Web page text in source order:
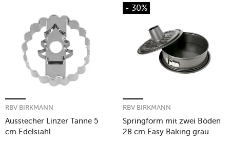
Ausstecher Linzer Tanne 5
cm Edelstahl
RBV BIRKMANN
- 30%
Springform mit zwei Böden
28 cm Easy Baking grau
RBV BIRKMANN